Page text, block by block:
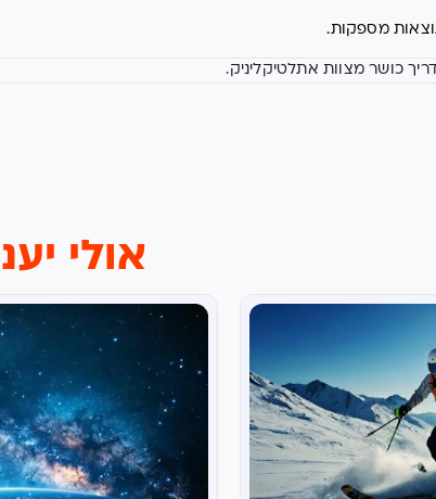
מספקות.
כושר מצוות אתלטיקליניק.
אולי